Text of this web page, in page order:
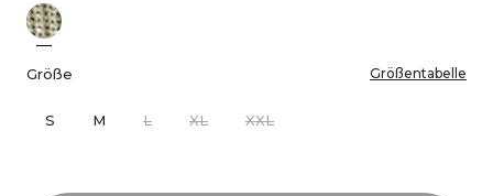
Größe Größentabelle
S M L XL XXL